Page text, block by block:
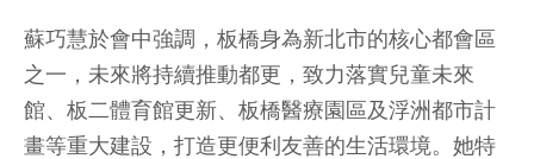
蘇巧慧於會中強調，板橋身為新北市的核心都會區
之一，未來將持續推動都更，致力落實兒童未來
館、板二體育館更新、板橋醫療園區及浮洲都市計
畫等重大建設，打造更便利友善的生活環境。她特